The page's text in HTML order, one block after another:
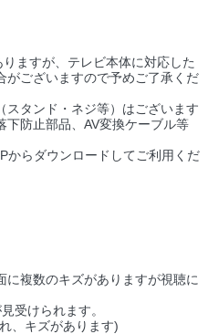
ますが、テレビ本体に対応した
がございますので予めご了承くだ
タンド・ネジ等）はございます
防止部品、AV変換ケーブル等
らダウンロードしてご利用くだ
複数のキズがありますが視聴に
受けられます。
、キズがあります)